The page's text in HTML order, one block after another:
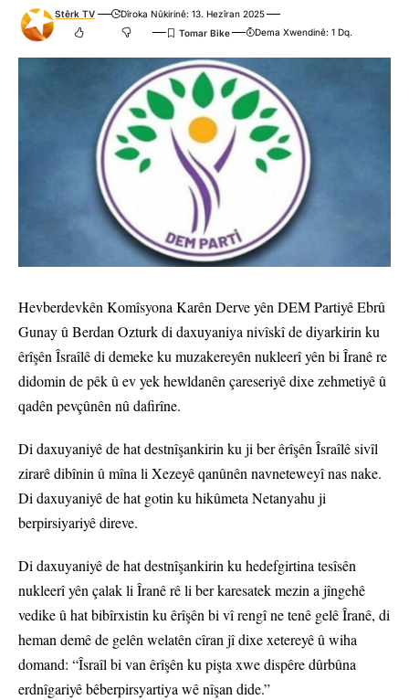
Stêrk TV
Dîroka Nûkirinê: 13. Hezîran 2025
Dema Xwendinê: 1 Dq.
Hevberdevkên Komîsyona Karên Derve yên DEM Partiyê Ebrû
Gunay û Berdan Ozturk di daxuyaniya nivîskî de diyarkirin ku
êrîşên Îsraîlê di demeke ku muzakereyên nukleerî yên bi Îranê re
didomin de pêk û ev yek hewldanên çareseriyê dixe zehmetiyê û
qadên pevçûnên nû dafirîne.
Di daxuyaniyê de hat destnîşankirin ku ji ber êrîşên Îsraîlê sivîl
zirarê dibînin û mîna li Xezeyê qanûnên navneteweyî nas nake.
Di daxuyaniyê de hat gotin ku hikûmeta Netanyahu ji
berpirsiyariyê direve.
Di daxuyaniyê de hat destnîşankirin ku hedefgirtina tesîsên
nukleerî yên çalak li Îranê rê li ber karesatek mezin a jîngehê
vedike û hat bibîrxistin ku êrîşên bi vî rengî ne tenê gelê Îranê, di
heman demê de gelên welatên cîran jî dixe xetereyê û wiha
domand: “Îsraîl bi van êrîşên ku pişta xwe dispêre dûrbûna
erdnîgariyê bêberpirsyartiya wê nîşan dide.”